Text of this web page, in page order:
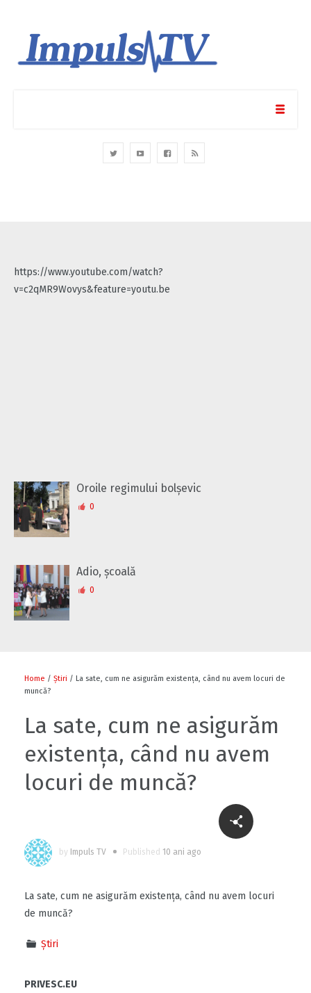
https://www.youtube.com/watch?
v=c2qMR9Wovys&feature=youtu.be
Oroile regimului bolșevic
0
Adio, școală
0
0
Cu-sprijinul-bancii-mondiale-un-fermier-
din-raionul-soldanesti-isi-modernizeaza-
afacerea
Home / Știri / La sate, cum ne asigurăm existența, când nu avem locuri de
muncă?
La sate, cum ne asigurăm
existența, când nu avem
locuri de muncă?
by Impuls TV Published 10 ani ago
La sate, cum ne asigurăm existența, când nu avem locuri
de muncă?
Știri
PRIVESC.EU